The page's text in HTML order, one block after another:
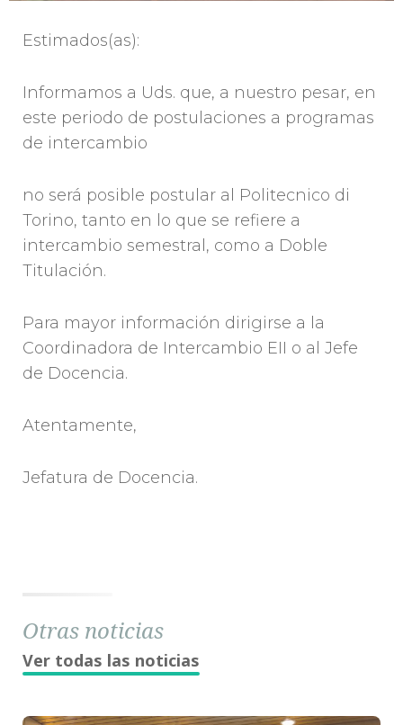
Estimados(as):
Informamos a Uds. que, a nuestro pesar, en
este periodo de postulaciones a programas
de intercambio
no será posible postular al Politecnico di
Torino, tanto en lo que se refiere a
intercambio semestral, como a Doble
Titulación.
Para mayor información dirigirse a la
Coordinadora de Intercambio EII o al Jefe
de Docencia.
Atentamente,
Jefatura de Docencia.
Otras noticias
Ver todas las noticias